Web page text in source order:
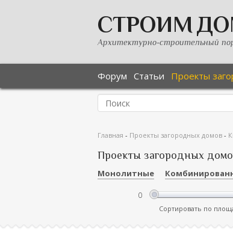
СТРОИМ
Архитектурно-строительный
Форум Статьи Проекты
Главная - Проекты загородных домов -
Проекты загородных
Монолитные
Сортировать по